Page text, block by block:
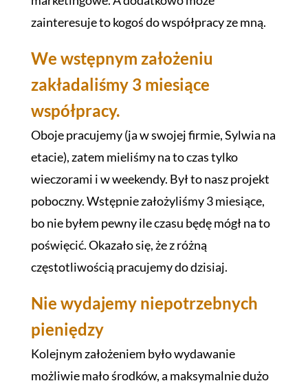
zainteresuje to kogoś do współpracy ze mną.
We wstępnym założeniu
zakładaliśmy 3 miesiące
współpracy.
Oboje pracujemy (ja w swojej firmie, Sylwia na
etacie), zatem mieliśmy na to czas tylko
wieczorami i w weekendy. Był to nasz projekt
poboczny. Wstępnie założyliśmy 3 miesiące,
bo nie byłem pewny ile czasu będę mógł na to
poświęcić. Okazało się, że z różną
częstotliwością pracujemy do dzisiaj.
Nie wydajemy niepotrzebnych
pieniędzy
Kolejnym założeniem było wydawanie
możliwie mało środków, a maksymalnie dużo